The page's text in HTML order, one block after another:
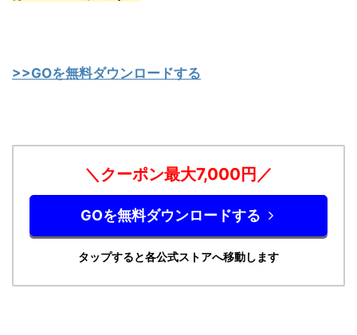
>>GOを無料ダウンロードする
＼クーポン最大7,000円／
GOを無料ダウンロードする
タップすると各公式ストアへ移動します